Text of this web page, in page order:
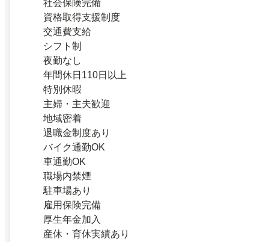
社会保険完備
資格取得支援制度
交通費支給
シフト制
夜勤なし
年間休日110日以上
特別休暇
主婦・主夫歓迎
地域密着
退職金制度あり
バイク通勤OK
車通勤OK
職場内禁煙
駐車場あり
雇用保険完備
厚生年金加入
産休・育休実績あり